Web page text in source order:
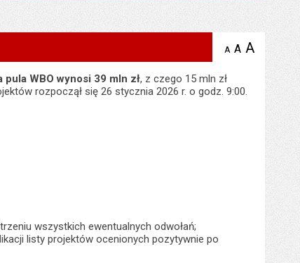
A zmniejsz
A domyślna
A
pula WBO wynosi 39 mln zł, z czego 15 mln zł
rozpoczął się 26 stycznia 2026 r. o godz. 9:00.
wszystkich ewentualnych odwołań;
listy projektów ocenionych pozytywnie po